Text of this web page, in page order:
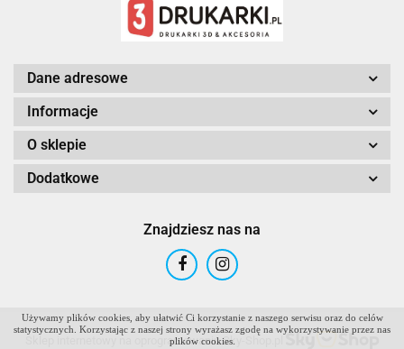
Używamy plików cookies, aby ułatwić Ci korzystanie z naszego serwisu oraz do celów
statystycznych. Korzystając z naszej strony wyrażasz zgodę na wykorzystywanie przez nas
plików cookies.
Dane adresowe
Informacje
O sklepie
Dodatkowe
Znajdziesz nas na
Sklep internetowy na oprogramowaniu Sky-Shop.pl